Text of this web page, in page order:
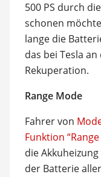
500 PS durch
schonen
lange die
das bei Tesla
Rekuperation.
Range Mode
Fahrer von
Funktion
die
der Batterie